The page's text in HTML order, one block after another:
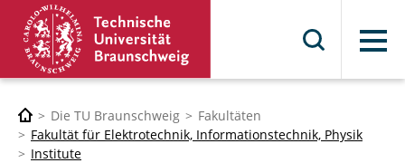
Menü
Die TU Braunschweig
Fakultäten
Fakultät für Elektrotechnik, Informationstechnik, Physik
Institute